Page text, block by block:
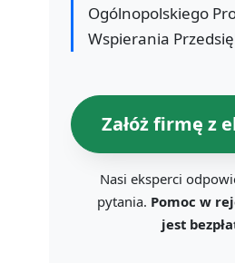
Ogólnopolskiego
Wspierania
Załóż firmę z
Nasi eksperci
pytania. Pomoc w
jest